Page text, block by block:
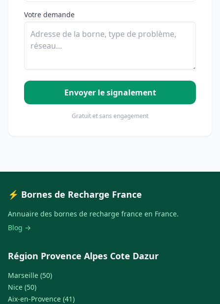
Votre demande
Envoyer le signalement
Gratuit et sans engagement
⚡ Bornes de Recharge France
Annuaire des bornes de recharge france en France.
Blog →
Région Provence Alpes Cote Dazur
Marseille (50)
Nice (50)
Aix-en-Provence (41)